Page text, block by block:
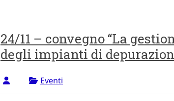
24/11 – convegno “La
degli impianti di
Eventi